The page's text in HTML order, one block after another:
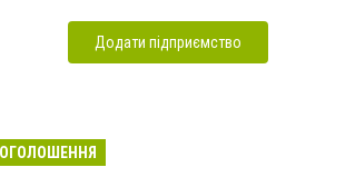
Додати підприємство
ОГОЛОШЕННЯ